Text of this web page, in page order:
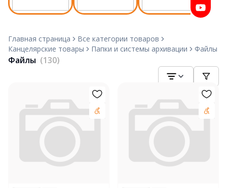
Главная страница
Все категории товаров
Канцелярские товары
Папки и системы архивации Файлы
Файлы (130)